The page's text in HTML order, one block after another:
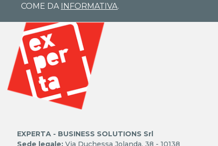
COME DA INFORMATIVA.
EXPERTA - BUSINESS SOLUTIONS Srl
Sede legale: Via Duchessa Jolanda, 38 - 10138